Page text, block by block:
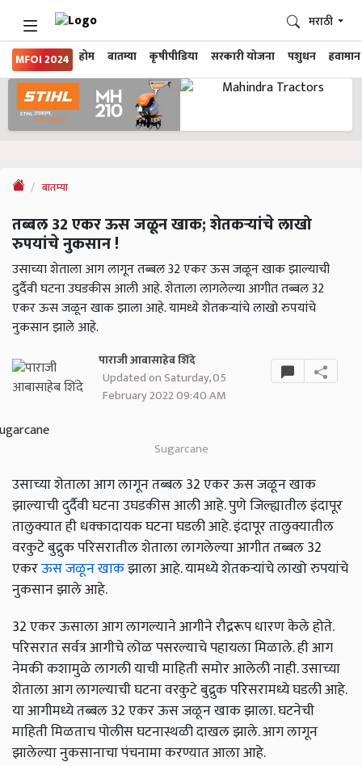
MFOI 2024 होम बातम्या कृषीपीडिया सरकारी योजना पशुधन हवामान
मराठी
बातम्या
तब्बल 32 एकर ऊस जळून खाक; शेतकऱ्यांचे लाखो
रुपयांचे नुकसान !
उसाच्या शेताला आग लागून तब्बल 32 एकर ऊस जळून खाक झाल्याची
दुर्दैवी घटना उघडकीस आली आहे. शेताला लागलेल्या आगीत तब्बल 32
एकर ऊस जळून खाक झाला आहे. यामध्ये शेतकऱ्यांचे लाखो रुपयांचे
नुकसान झाले आहे.
पाराजी आबासाहेब शिंदे
Updated on Saturday, 05
February 2022 09:40 AM
Sugarcane
उसाच्या शेताला आग लागून तब्बल 32 एकर ऊस जळून खाक
झाल्याची दुर्दैवी घटना उघडकीस आली आहे. पुणे जिल्ह्यातील इंदापूर
तालुक्यात ही धक्कादायक घटना घडली आहे. इंदापूर तालुक्यातील
वरकुटे बुद्रुक परिसरातील शेताला लागलेल्या आगीत तब्बल 32
एकरऊस जळून खाकझाला आहे. यामध्ये शेतकऱ्यांचे लाखो रुपयांचे
नुकसान झाले आहे.
32 एकर ऊसाला आग लागल्याने आगीने रौद्ररूप धारण केले होते.
परिसरात सर्वत्र आगीचे लोळ पसरल्याचे पहायला मिळाले. ही आग
नेमकी कशामुळे लागली याची माहिती समोर आलेली नाही. उसाच्या
शेताला आग लागल्याची घटना वरकुटे बुद्रुक परिसरामध्ये घडली आहे.
या आगीमध्ये तब्बल 32 एकर ऊस जळून खाक झाला. घटनेची
माहिती मिळताच पोलीस घटनास्थळी दाखल झाले. आग लागून
झालेल्या नुकसानाचा पंचनामा करण्यात आला आहे.